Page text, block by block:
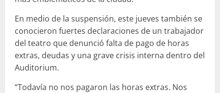
En medio de la suspensión, este jueves también se
conocieron fuertes declaraciones de un trabajador
del teatro que denunció falta de pago de horas
extras, deudas y una grave crisis interna dentro del
Auditorium.
“Todavía no nos pagaron las horas extras. Nos